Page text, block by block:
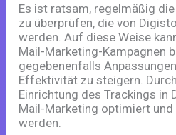
Es ist ratsam, regelmäßig
zu überprüfen, die von
werden. Auf diese Weise
Mail-Marketing-Kampagnen
gegebenenfalls
Effektivität zu steigern.
Einrichtung des Trackings in
Mail-Marketing optimiert
werden.